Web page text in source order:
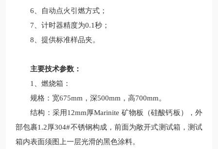
6、自动点火引燃方式；
7、计时器精度为0.1秒；
8、提供标准样品夹。
主要技术参数：
1、燃烧箱：
规格：宽675mm，深500mm，高700mm。
结构：采用12mm厚Marinite 矿物板（硅酸钙板），外
部包裹1.2厚304#不锈钢构成，前面为敞开式测试箱，测试
箱内表面须图上一层光滑的黑色涂料。